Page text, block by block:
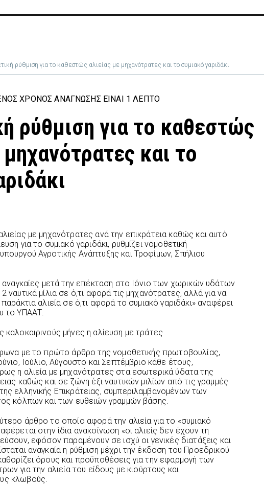
ρύθμιση για το καθεστώς αλιείας με μηχανότρατες και το συμιακό γαριδάκι
ΧΡΌΝΟΣ ΑΝΆΓΝΩΣΗΣ ΕΊΝΑΙ 1 ΛΕΠΤΌ
ρύθμιση για το καθεστώς
μηχανότρατες και το
με μηχανότρατες ανά την επικράτεια καθώς και αυτό
για το συμιακό γαριδάκι, ρυθμίζει νομοθετική
Αγροτικής Ανάπτυξης και Τροφίμων, Σπήλιου
αναγκαίες μετά την επέκταση στο Ιόνιο των χωρικών υδάτων
ναυτικά μίλια σε ό,τι αφορά τις μηχανότρατες, αλλά για να
αλιεία σε ό,τι αφορά το συμιακό γαριδάκι» αναφέρει
το ΥΠΑΑΤ.
καλοκαιρινούς μήνες η αλίευση με τράτες
με το πρώτο άρθρο της νομοθετικής πρωτοβουλίας,
Ιούλιο, Αύγουστο και Σεπτέμβριο κάθε έτους,
η αλιεία με μηχανότρατες στα εσωτερικά ύδατα της
καθώς και σε ζώνη έξι ναυτικών μιλίων από τις γραμμές
ελληνικής Επικράτειας, συμπεριλαμβανομένων των
κόλπων και των ευθειών γραμμών βάσης.
άρθρο το οποίο αφορά την αλιεία για το «συμιακό
στην ίδια ανακοίνωση «οι αλιείς δεν έχουν τη
εφόσον παραμένουν σε ισχύ οι γενικές διατάξεις και
αναγκαία η ρύθμιση μέχρι την έκδοση του Προεδρικού
όρους και προϋποθέσεις για την εφαρμογή των
για την αλιεία του είδους με κιούρτους και
κλωβούς.